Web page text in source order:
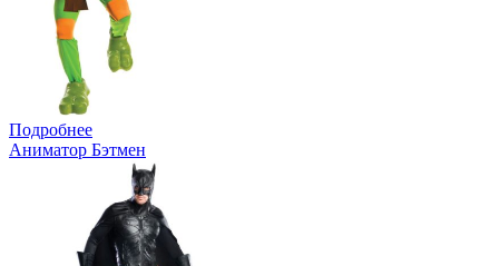
Подробнее
Аниматор Бэтмен